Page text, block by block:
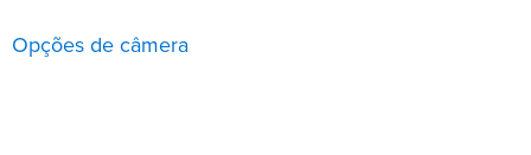
Opções de câmera